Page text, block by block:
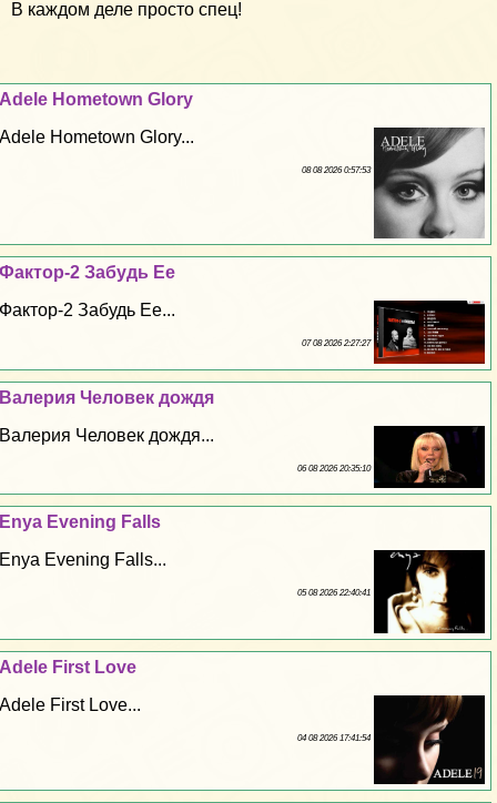
В каждом деле просто спец!
Adele Hometown Glory
Adele Hometown Glory...
08 08 2026 0:57:53
Фактор-2 Забудь Ее
Фактор-2 Забудь Ее...
07 08 2026 2:27:27
Валерия Человек дождя
Валерия Человек дождя...
06 08 2026 20:35:10
Enya Evening Falls
Enya Evening Falls...
05 08 2026 22:40:41
Adele First Love
Adele First Love...
04 08 2026 17:41:54